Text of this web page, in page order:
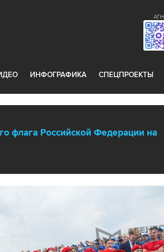
АГН
ИНФОГРАФИКА СПЕЦПРОЕКТЫ
флага Российской Федерации на